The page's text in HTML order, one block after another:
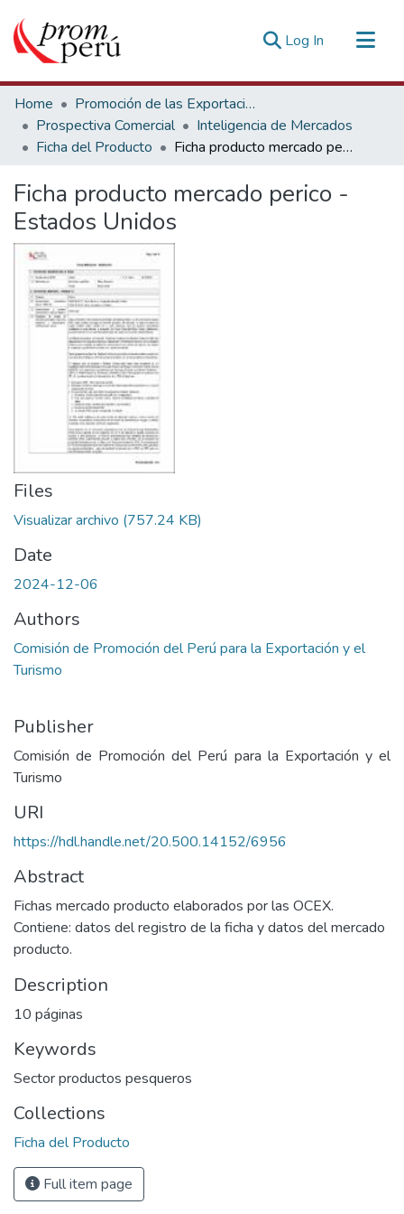
Log In (current)
Communities & Collections
All of DSpace
Statistics
Home
Promoción de las Exportaciones
Prospectiva Comercial
Inteligencia de Mercados
Ficha del Producto
Ficha producto mercado perico - Estados Unidos
Ficha producto mercado perico -
Estados Unidos
Files
Visualizar archivo (757.24 KB)
Date
2024-12-06
Authors
Comisión de Promoción del Perú para la Exportación y el
Turismo
Publisher
Comisión de Promoción del Perú para la Exportación y el
Turismo
URI
https://hdl.handle.net/20.500.14152/6956
Abstract
Fichas mercado producto elaborados por las OCEX.
Contiene: datos del registro de la ficha y datos del mercado
producto.
Description
10 páginas
Keywords
Sector productos pesqueros
Collections
Ficha del Producto
Full item page